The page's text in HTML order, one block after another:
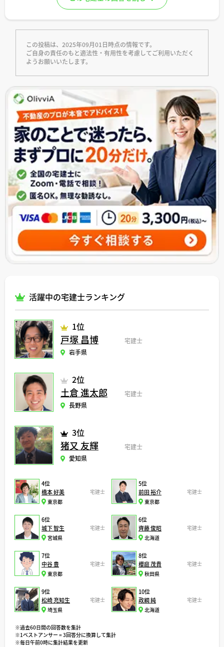
この投稿は、2025年09月01日時点の情報です。
ご自身の責任のもと適法性・有用性を考慮してご利用いただく
ようお願いいたします。
活躍中の宅建士ランキング
1位
戸塚 昌博
宅建士
岩手県
2位
土倉 進太郎
宅建士
長野県
3位
猪又 友輝
宅建士
愛知県
4位
橋本 好美
宅建士
東京都
5位
前田 裕介
宅建士
東京都
6位
城下 智生
宅建士
宮城県
6位
齊藤 俊昭
宅建士
北海道
7位
中谷 豊
宅建士
東京都
8位
櫻庭 茂貴
宅建士
秋田県
9位
松崎 充知生
宅建士
埼玉県
10位
政綱 純
宅建士
北海道
※過去60日間の回答数を集計
※1ベストアンサー = 3回答分に換算して集計
※毎日午前0時に集計結果を更新